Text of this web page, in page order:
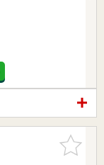
お気に入
りに追加